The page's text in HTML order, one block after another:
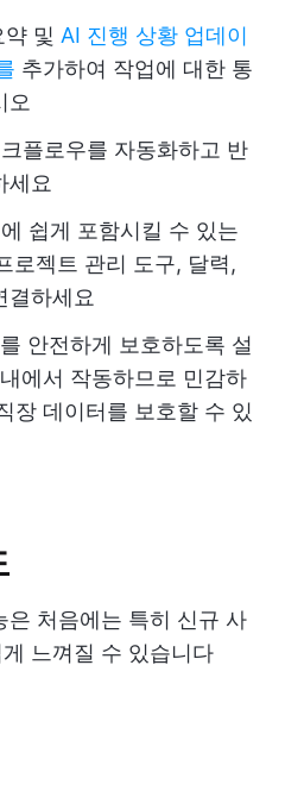
및 AI 진행 상황 업데이
추가하여 작업에 대한 통
오
플로우를 자동화하고 반
세요
쉽게 포함시킬 수 있는
로젝트 관리 도구, 달력,
결하세요
안전하게 보호하도록 설
에서 작동하므로 민감하
장 데이터를 보호할 수 있
은 처음에는 특히 신규 사
느껴질 수 있습니다